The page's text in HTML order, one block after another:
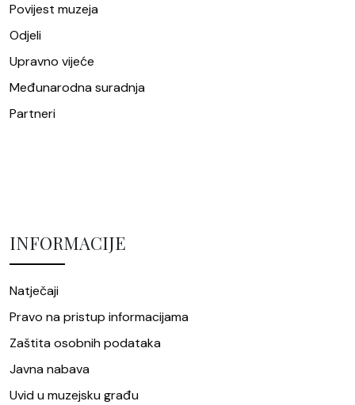
Povijest muzeja
Odjeli
Upravno vijeće
Međunarodna suradnja
Partneri
INFORMACIJE
Natječaji
Pravo na pristup informacijama
Zaštita osobnih podataka
Javna nabava
Uvid u muzejsku građu